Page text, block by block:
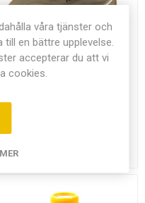
våra tjänster och
en bättre upplevelse.
accepterar du att vi
cookies.